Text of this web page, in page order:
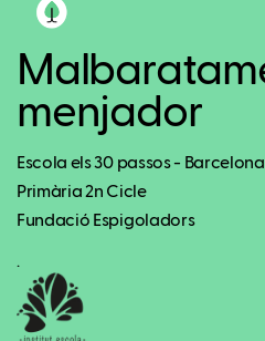
menjador
Escola els 30 passos - Barcelona
Primària 2n Cicle
Fundació Espigoladors
.